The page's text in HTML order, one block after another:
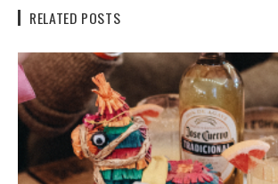
RELATED POSTS